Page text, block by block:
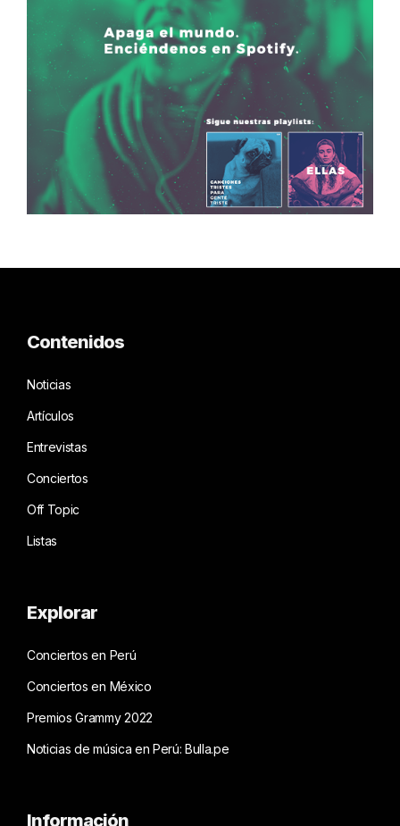
Contenidos
Noticias
Artículos
Entrevistas
Conciertos
Off Topic
Listas
Explorar
Conciertos en Perú
Conciertos en México
Premios Grammy 2022
Noticias de música en Perú: Bulla.pe
Información